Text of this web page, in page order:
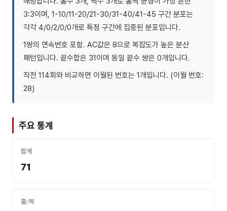
3:3이며, 1-10/11-20/21-30/31-40/41-45 구간 분포는
각각 4/0/2/0/0개로 특정 구간에 집중된 분포입니다.
1쌍의 연속번호 포함. AC값은 8으로 복잡도가 높은 분산
패턴입니다. 끝수합은 31이며 동일 끝수 쌍은 0개입니다.
직전 114회와 비교하면 이월된 번호는 1개입니다. (이월 번호:
28)
주요 통계
합계
71
홀:짝